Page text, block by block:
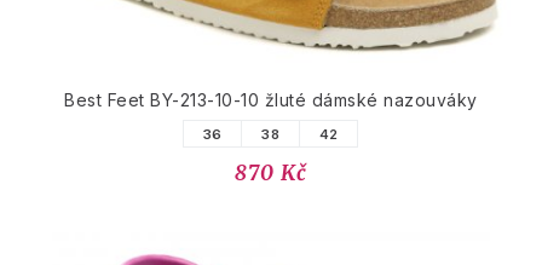
Best Feet BY-213-10-10 žluté dámské nazouváky
36 38 42
870 Kč